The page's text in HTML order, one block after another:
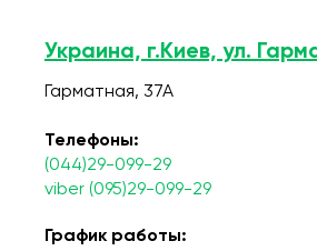
Украина, г.Киев, ул.
Гарматная, 37А
Телефоны:
(044)29-099-29
viber (095)29-099-29
График работы: